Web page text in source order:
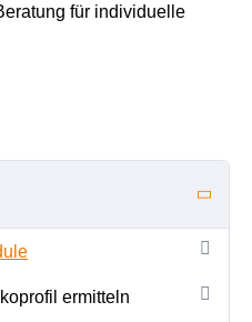
für individuelle
ermitteln